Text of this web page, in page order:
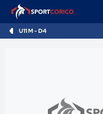
U11 M - D4